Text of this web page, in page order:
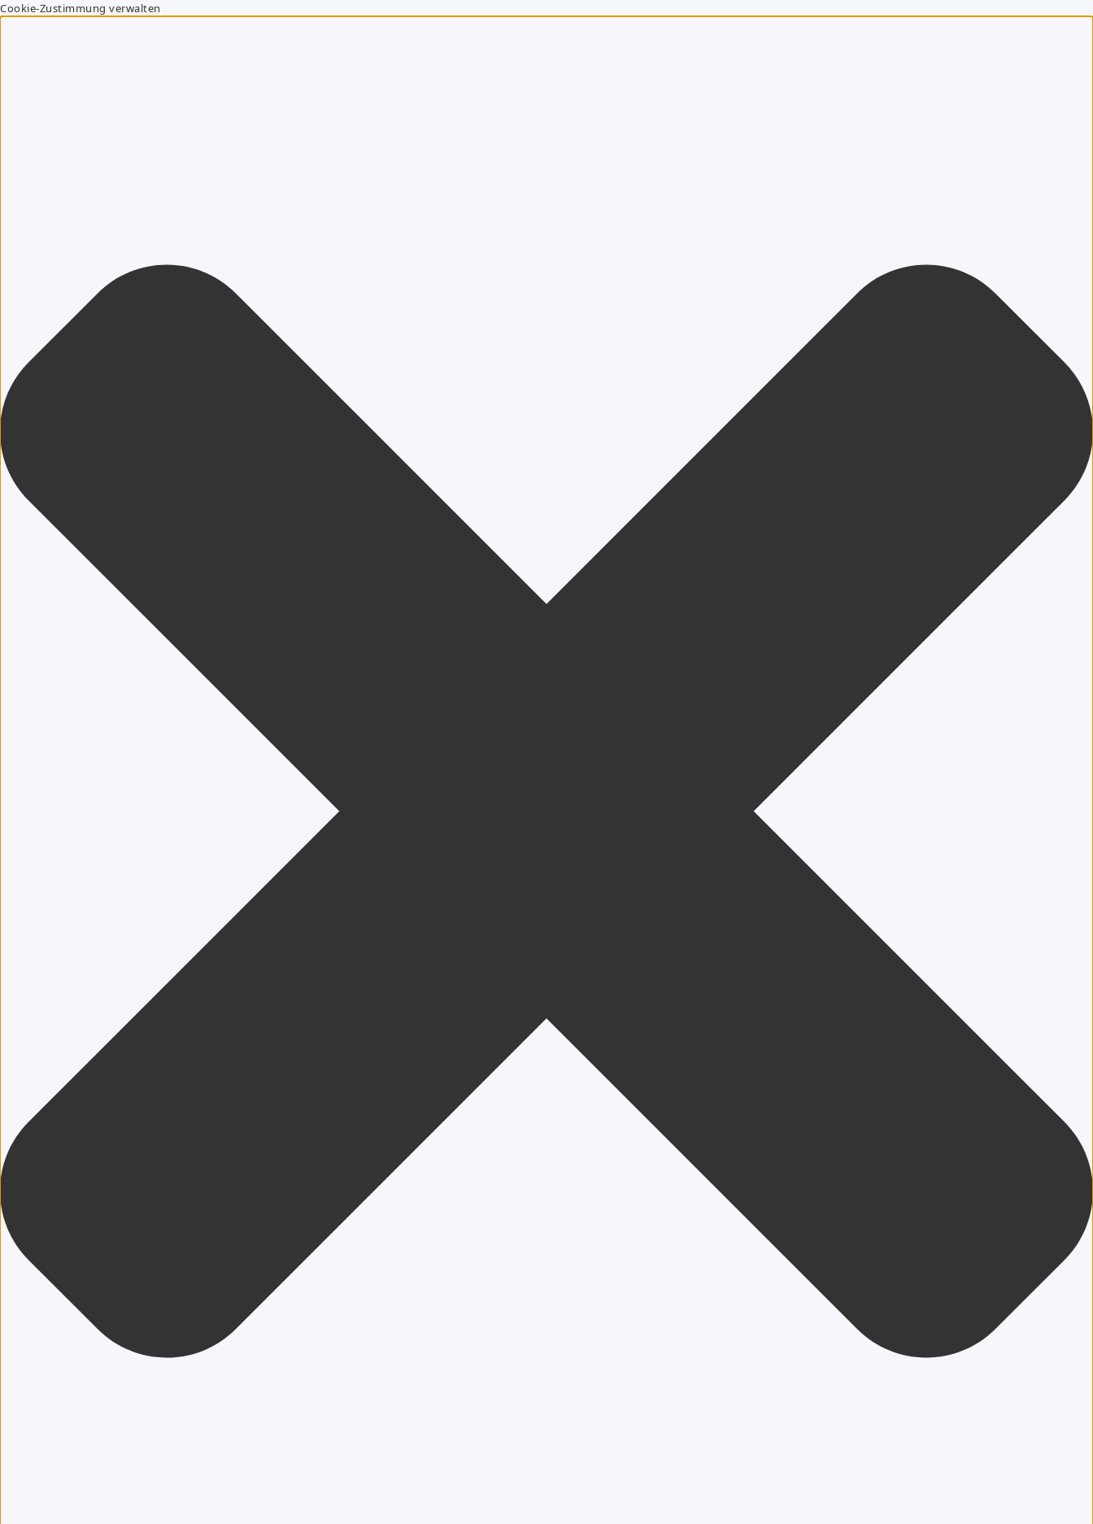
Cookie-Zustimmung verwalten